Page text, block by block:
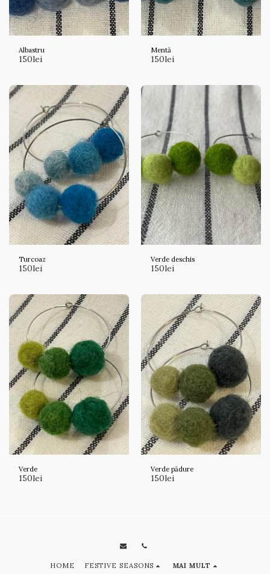
Albastru
150lei
Mentă
150lei
Turcoaz
150lei
Verde deschis
150lei
Verde
150lei
Verde pădure
150lei
HOME FESTIVE SEASONS MAI MULT